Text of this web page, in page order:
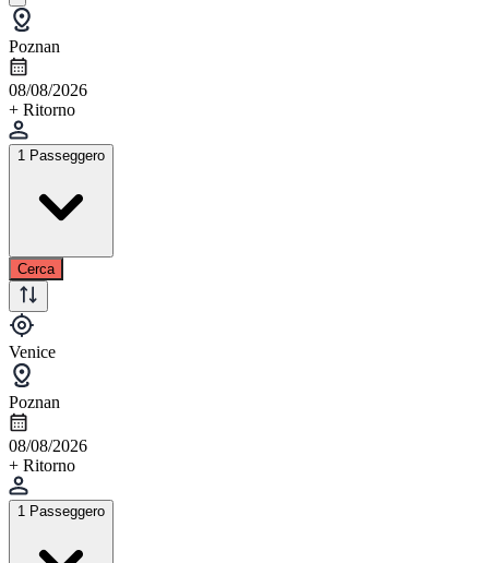
Poznan
08/08/2026
+ Ritorno
1 Passeggero
Cerca
Venice
Poznan
08/08/2026
+ Ritorno
1 Passeggero